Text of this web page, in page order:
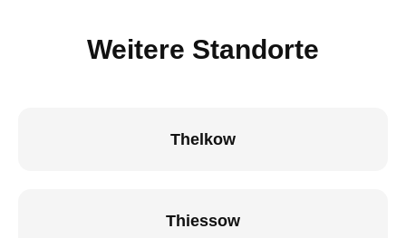
Weitere Standorte
Thelkow
Thiessow